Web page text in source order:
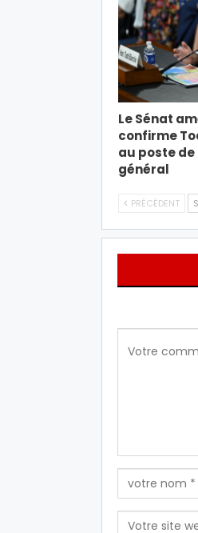
Le Sénat
confirme
au poste
général
PRÉCÉDENT